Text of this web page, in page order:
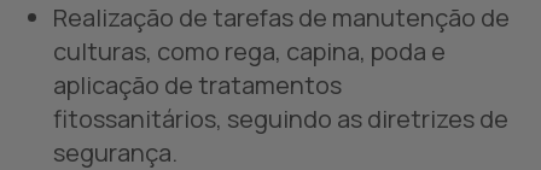
Realização de tarefas de manutenção de
culturas, como rega, capina, poda e
aplicação de tratamentos
fitossanitários, seguindo as diretrizes de
segurança.